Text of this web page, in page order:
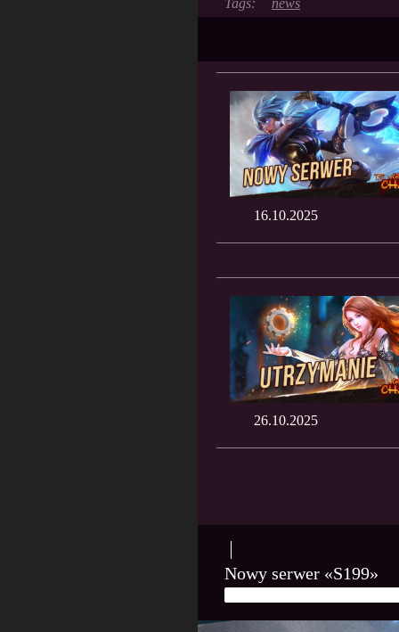
16.10.2025
26.10.2025
Nowy serwer «S199»